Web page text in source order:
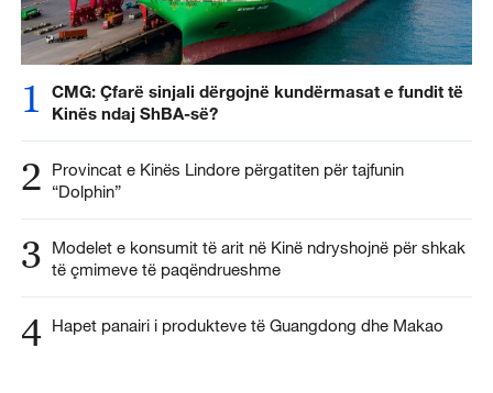
1
CMG: Çfarë sinjali dërgojnë kundërmasat e fundit të
Kinës ndaj ShBA-së?
2
Provincat e Kinës Lindore përgatiten për tajfunin
“Dolphin”
3
Modelet e konsumit të arit në Kinë ndryshojnë për shkak
të çmimeve të paqëndrueshme
4 Hapet panairi i produkteve të Guangdong dhe Makao